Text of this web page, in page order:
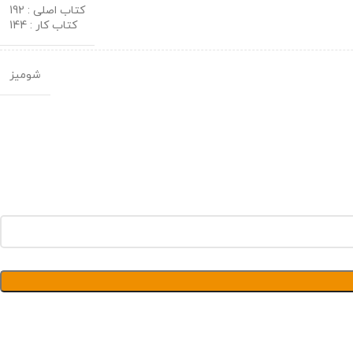
کتاب اصلی : 192
کتاب کار : 144
شومیز